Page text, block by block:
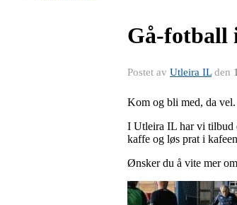
Gå-fotball
Postet av Utleira ILden
Kom og bli med, da vel.
I Utleira IL har vi tilbud
kaffe og løs prat i
Ønsker du å vite mer